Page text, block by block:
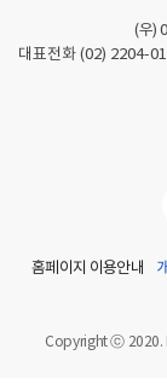
(우)
대표전화 (02) 2204-
홈페이지 이용안내
Copyright ⓒ 2020.